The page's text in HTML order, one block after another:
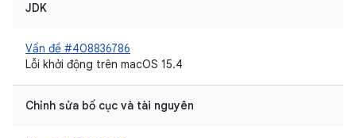
JDK
Vấn đề #408836786
Lỗi khởi động trên macOS 15.4
Chỉnh sửa bố cục và tài nguyên